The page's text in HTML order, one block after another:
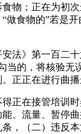
物；正在为初
食物的”若是
》第一百二
的，将核验
正正在进行曲
在接管培训
、流量、暂停
，（二）违反